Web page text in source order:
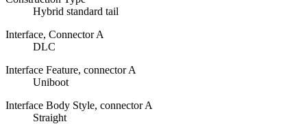
Hybrid standard tail
Interface, Connector A
DLC
Interface Feature, connector A
Uniboot
Interface Body Style, connector A
Straight